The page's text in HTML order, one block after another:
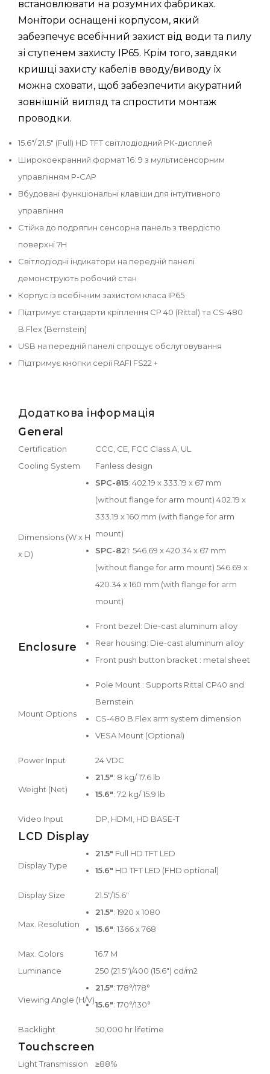
встановлювати на розумних фабриках.
Монітори оснащені корпусом, який
забезпечує всебічний захист від води та пилу
зі ступенем захисту IP65. Крім того, завдяки
кришці захисту кабелів вводу/виводу їх
можна сховати, щоб забезпечити акуратний
зовнішній вигляд та спростити монтаж
проводки.
15.6"/ 21.5" (Full) HD TFT світлодіодний РК-дисплей
Широкоекранний формат 16: 9 з мультисенсорним
управлінням P-CAP
Вбудовані функціональні клавіши для інтуїтивного
управління
Стійка до подряпин сенсорна панель з твердістю
поверхні 7H
Світлодіодні індикатори на передній панелі
демонструють робочий стан
Корпус із всебічним захистом класа IP65
Підтримує стандарти кріплення CP 40 (Rittal) та CS-480
B.Flex (Bernstein)
USB на передній панелі спрощує обслуговування
Підтримує кнопки серії RAFI FS22 +
Додаткова інформація
General
Certification
CCC, CE, FCC Class A, UL
Cooling System
Fanless design
Dimensions (W x H
x D)
SPC-815: 402.19 x 333.19 x 67 mm
(without flange for arm mount) 402.19 x
333.19 x 160 mm (with flange for arm
mount)
SPC-821: 546.69 x 420.34 x 67 mm
(without flange for arm mount) 546.69 x
420.34 x 160 mm (with flange for arm
mount)
Enclosure
Front bezel: Die-cast aluminum alloy
Rear housing: Die-cast aluminum alloy
Front push button bracket : metal sheet
Mount Options
Pole Mount : Supports Rittal CP40 and
Bernstein
CS-480 B.Flex arm system dimension
VESA Mount (Optional)
Power Input 24 VDC
Weight (Net)
21.5": 8 kg/ 17.6 lb
15.6": 7.2 kg/ 15.9 lb
Video Input DP, HDMI, HD BASE-T
LCD Display
Display Type
21.5" Full HD TFT LED
15.6" HD TFT LED (FHD optional)
Display Size 21.5"/15.6"
Max. Resolution
21.5": 1920 x 1080
15.6": 1366 x 768
Max. Colors
16.7 M
Luminance
250 (21.5")/400 (15.6") cd/m2
Viewing Angle (H/V)
21.5": 178°/178°
15.6": 170°/130°
Backlight 50,000 hr lifetime
Touchscreen
Light Transmission ≥88%